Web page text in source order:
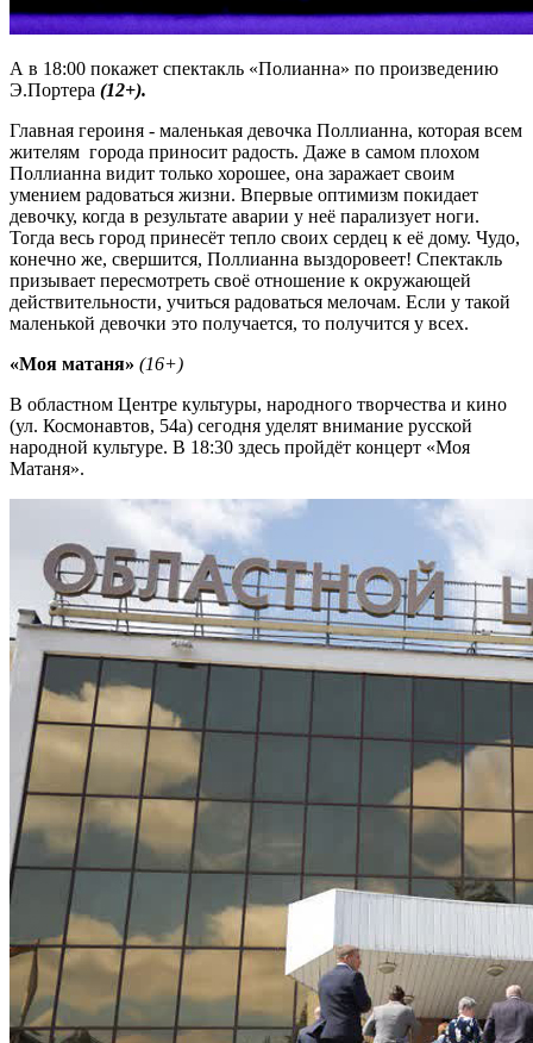
А в 18:00 покажет спектакль «Полианна» по произведению
Э.Портера (12+).
Главная героиня - маленькая девочка Поллианна, которая всем
жителям города приносит радость. Даже в самом плохом
Поллианна видит только хорошее, она заражает своим
умением радоваться жизни. Впервые оптимизм покидает
девочку, когда в результате аварии у неё парализует ноги.
Тогда весь город принесёт тепло своих сердец к её дому. Чудо,
конечно же, свершится, Поллианна выздоровеет! Спектакль
призывает пересмотреть своё отношение к окружающей
действительности, учиться радоваться мелочам. Если у такой
маленькой девочки это получается, то получится у всех.
«Моя матаня» (16+)
В областном Центре культуры, народного творчества и кино
(ул. Космонавтов, 54а) сегодня уделят внимание русской
народной культуре. В 18:30 здесь пройдёт концерт «Моя
Матаня».